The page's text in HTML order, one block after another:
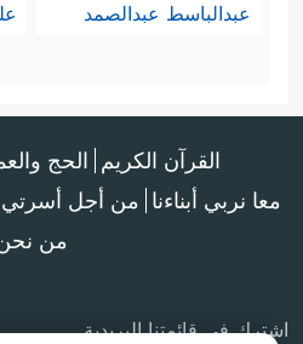
عبدالباسط عبدالصمد
القرآن الكريم الحج
معا نربي أبناءنا من أجل أسرتي
من
اشترك في قائمتنا البريدية